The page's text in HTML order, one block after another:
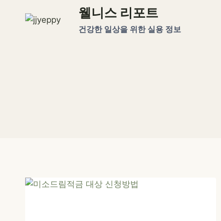
웰니스 리포트
건강한 일상을 위한 실용 정보